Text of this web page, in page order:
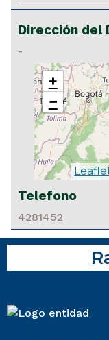
Dirección del
-
+
−
Telefono
4281452